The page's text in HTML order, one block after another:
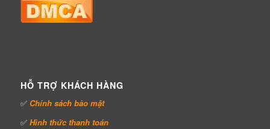
HỖ TRỢ KHÁCH HÀNG
✅ Chính sách bảo mật
✅ Hình thức thanh toán